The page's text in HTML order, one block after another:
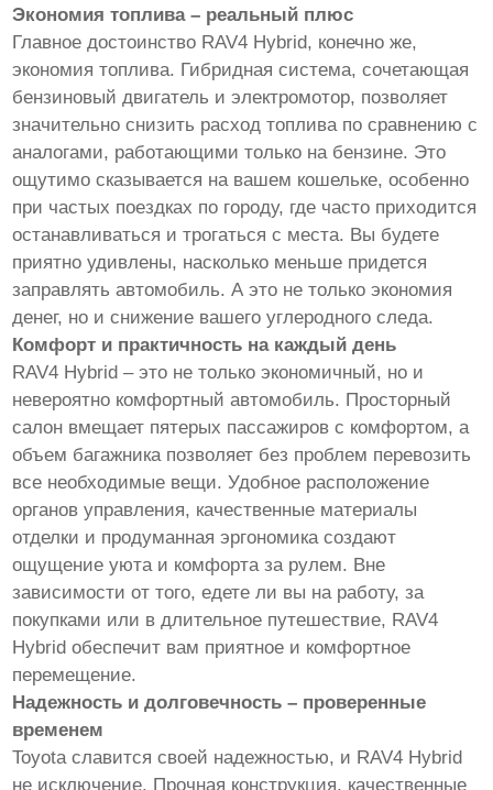
Экономия топлива – реальный плюс
Главное достоинство RAV4 Hybrid, конечно же,
экономия топлива. Гибридная система, сочетающая
бензиновый двигатель и электромотор, позволяет
значительно снизить расход топлива по сравнению с
аналогами, работающими только на бензине. Это
ощутимо сказывается на вашем кошельке, особенно
при частых поездках по городу, где часто приходится
останавливаться и трогаться с места. Вы будете
приятно удивлены, насколько меньше придется
заправлять автомобиль. А это не только экономия
денег, но и снижение вашего углеродного следа.
Комфорт и практичность на каждый день
RAV4 Hybrid – это не только экономичный, но и
невероятно комфортный автомобиль. Просторный
салон вмещает пятерых пассажиров с комфортом, а
объем багажника позволяет без проблем перевозить
все необходимые вещи. Удобное расположение
органов управления, качественные материалы
отделки и продуманная эргономика создают
ощущение уюта и комфорта за рулем. Вне
зависимости от того, едете ли вы на работу, за
покупками или в длительное путешествие, RAV4
Hybrid обеспечит вам приятное и комфортное
перемещение.
Надежность и долговечность – проверенные
временем
Toyota славится своей надежностью, и RAV4 Hybrid
не исключение. Прочная конструкция, качественные